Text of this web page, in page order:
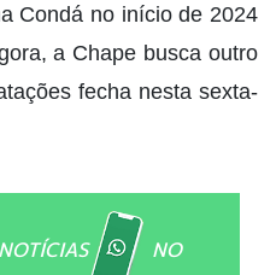
Condá no início de 2024
a Chape busca outro
fecha nesta sexta-
NO